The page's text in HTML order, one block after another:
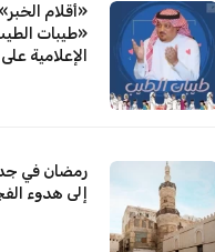
«أقلام
«طيبات
الإعلامية
رمضان في
إلى هدوء